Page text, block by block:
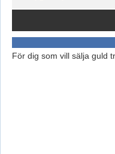
För dig som vill sälja guld